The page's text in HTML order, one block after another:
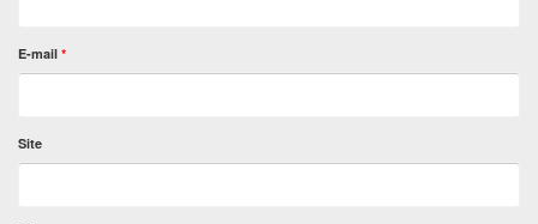
E-mail *
Site